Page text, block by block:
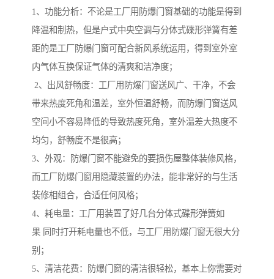
1、功能分析：不论是工厂用防爆门窗基础的功能是得到
降温和制热，但是户式中央空调与分体式碟形弹簧有差
距的是工厂防爆门窗可配合新风系统运用，得到室外室
内气体互换保证气体的清爽和洁净度；
2、出风舒畅度：工厂用防爆门窗送风广、干净，不会
带来热度死角和温差，室外恒温舒畅，而防爆门窗送风
空间小不容易降低的导致热度死角，室外温差大热度不
均匀，舒畅度不是很高；
3、外观：防爆门窗不能避免的要损伤屋整体装修风格，
而工厂防爆门窗用隐藏装置的办法，能非常好的与生活
装修相组合，合适任何风格；
4、耗电量：工厂用装置了好几台分体式碟形弹簧如
果 同时打开耗电量也不低，与工厂用防爆门窗无很大分
别；
5、清洁花费：防爆门窗的清洁很轻松，基本上你需要对